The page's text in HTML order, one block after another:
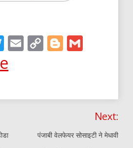
Twitter
EmailCopyBlogger
Next:
पंजाबी वेलफेयर सोसाइटी ने मेधावी